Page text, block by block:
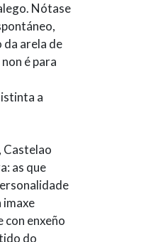
Nótase
arela de
é para
a
Castelao
as que
imaxe
con enxeño
do